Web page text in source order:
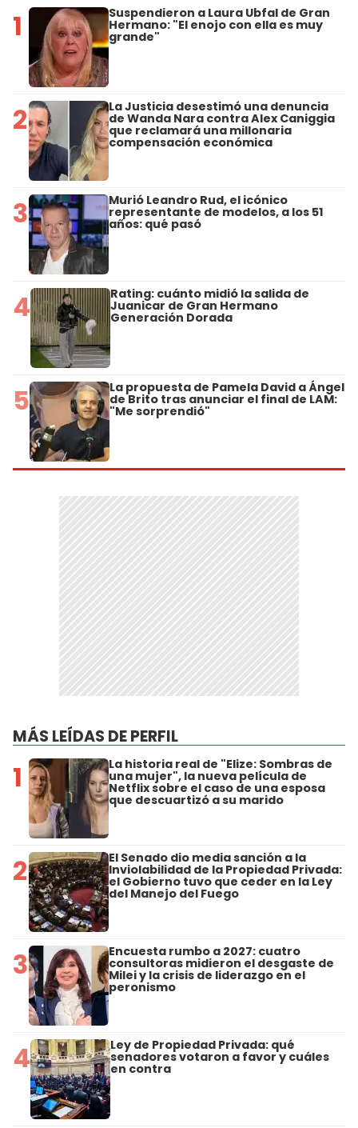
1 Suspendieron a Laura Ubfal de Gran
Hermano: "El enojo con ella es muy
grande"
2 La Justicia desestimó una denuncia
de Wanda Nara contra Alex Caniggia
que reclamará una millonaria
compensación económica
3 Murió Leandro Rud, el icónico
representante de modelos, a los 51
años: qué pasó
4 Rating: cuánto midió la salida de
Juanicar de Gran Hermano
Generación Dorada
5 La propuesta de Pamela David a Ángel
de Brito tras anunciar el final de LAM:
"Me sorprendió"
MÁS LEÍDAS DE PERFIL
1 La historia real de "Elize: Sombras de
una mujer", la nueva película de
Netflix sobre el caso de una esposa
que descuartizó a su marido
2 El Senado dio media sanción a la
Inviolabilidad de la Propiedad Privada:
el Gobierno tuvo que ceder en la Ley
del Manejo del Fuego
3 Encuesta rumbo a 2027: cuatro
consultoras midieron el desgaste de
Milei y la crisis de liderazgo en el
peronismo
4 Ley de Propiedad Privada: qué
senadores votaron a favor y cuáles
en contra